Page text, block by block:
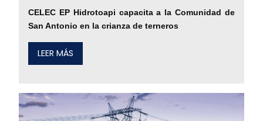
CELEC EP Hidrotoapi capacita a la Comunidad de
San Antonio en la crianza de terneros
LEER MÁS